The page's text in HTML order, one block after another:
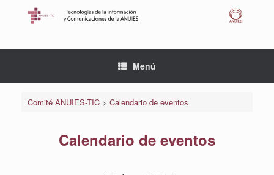
Menú
Comité ANUIES-TIC> Calendario de eventos
Calendario de eventos